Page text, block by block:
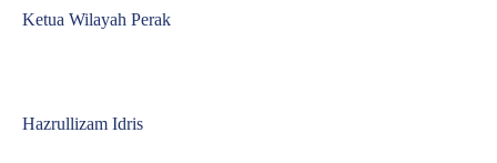
Ketua Wilayah Perak
Hazrullizam Idris